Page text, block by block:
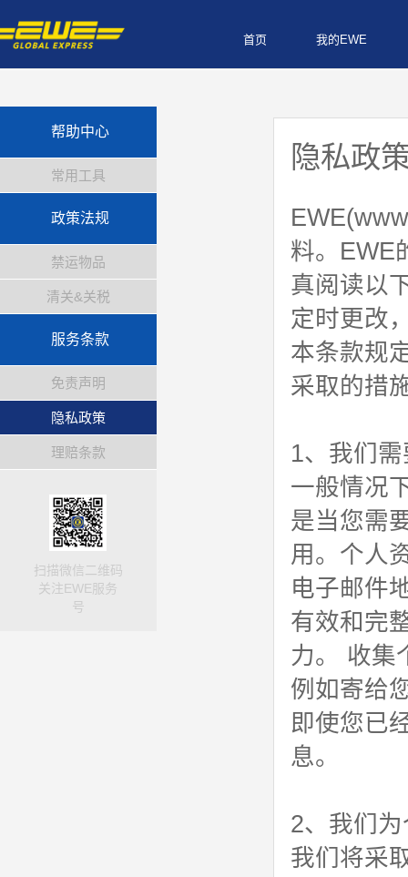
首页 我的EWE
帮助中心
常用工具
政策法规
禁运物品
清关&关税
服务条款
免责声明
隐私政策
理赔条款
扫描微信二维码
关注EWE服务
号
隐私政
料。EWE
真阅读以
定时更改
本条款规
采取的措
1、我们
一般情况
是当您需
用。个人
电子邮件
有效和完
力。 收集
例如寄给
即使您已
息。
2、我们
我们将采